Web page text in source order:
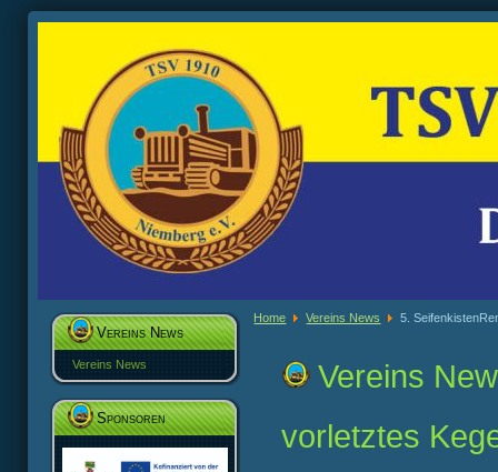
Vereins News
Vereins News
Sponsoren
Home Vereins News 5.
Vereins
vorletztes